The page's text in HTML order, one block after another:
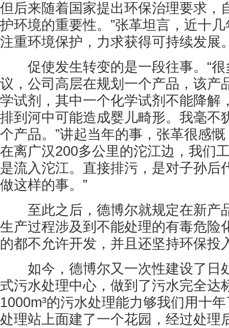
但后来随着国家提出环保治理要求，
护环境的重要性。”张革坦言，近十
注重环境保护，力求获得可持续发展
促使发生转变的是一段往事。“很
议，公司高层在规划一个产品，该产
学试剂，其中一个化学试剂不能降解
排到河中可能造成婴儿畸形。我毫不
个产品。”讲起当年的事，张革很感
在离广汉200多公里的沱江边，我们
是流入沱江。直接排污，是对子孙后
做这样的事。”
至此之后，德博尔就规定在新产
生产过程涉及到不能处理的有毒危险
的都不允许开发，并且还坚持环保投
如今，德博尔又一次性建设了日
式污水处理中心，做到了污水完全达
1000m³的污水处理能力够我们用十
处理站上面建了一个花园，经过处理